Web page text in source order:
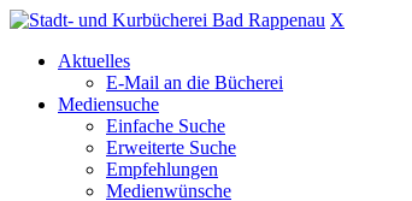
X
Aktuelles
E-Mail an die Bücherei
Mediensuche
Einfache Suche
Erweiterte Suche
Empfehlungen
Medienwünsche